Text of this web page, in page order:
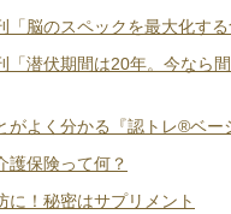
「脳のスペックを最大化す
「潜伏期間は20年。今なら
よく分かる『認トレ®️ベー
護保険って何？
に！秘密はサプリメント